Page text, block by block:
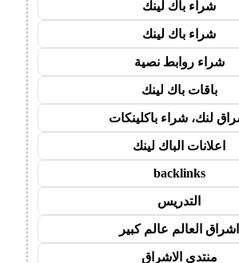
شراء باك لينك
شراء باك لينك
شراء روابط نصية
باقات باك لينك
لنك، شراء باكلينكات
اعلانات الباك لينك
backlinks
التدريس
اشراق العالم عالم كبير
منتدى الاشراق